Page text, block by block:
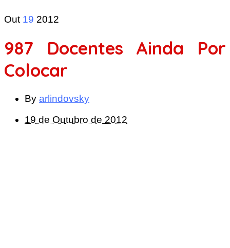
Out 19 2012
987 Docentes Ainda Por
Colocar
By arlindovsky
19 de Outubro de 2012